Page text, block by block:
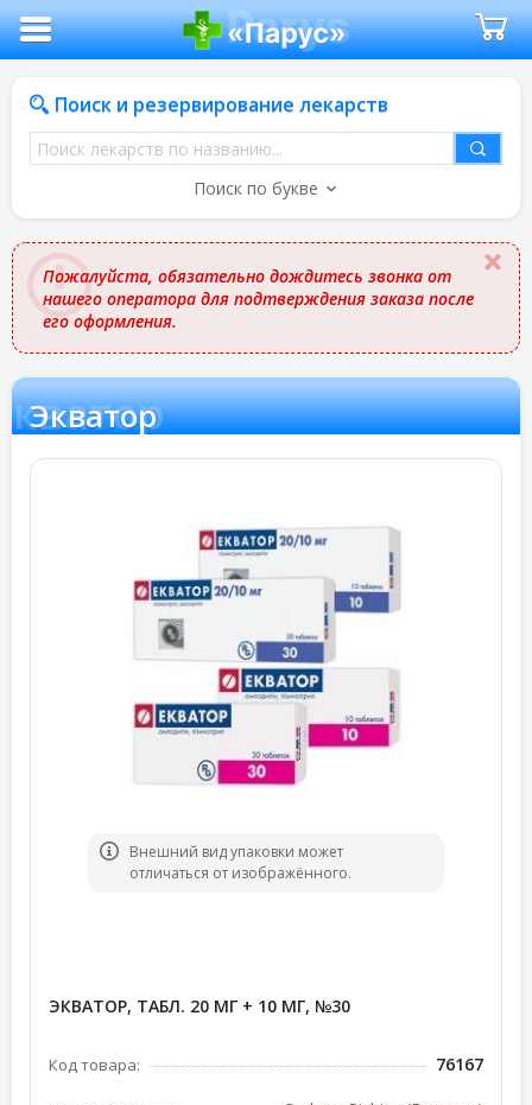
Поиск и резервирование лекарств
Поиск
лекарств
названию
Поиск по букве
Пожалуйста, обязательно дождитесь звонка от
нашего оператора для подтверждения заказа после
его оформления.
Экватор
Bнешний вид упаковки может
отличаться от изображённого.
ЭКВАТОР, ТАБЛ. 20 МГ + 10 МГ, №30
Код товара: 76167